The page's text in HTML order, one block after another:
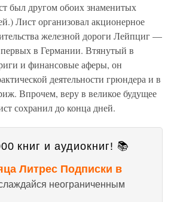
был другом обоих знаменитых
Лист организовал акционерное
железной дороги Лейпциг —
в Германии. Втянутый в
и финансовые аферы, он
деятельности грюндера и в
Впрочем, веру в великое будущее
сохранил до конца дней.
книг и аудиокниг! 📚
Литрес Подписки в
неограниченным